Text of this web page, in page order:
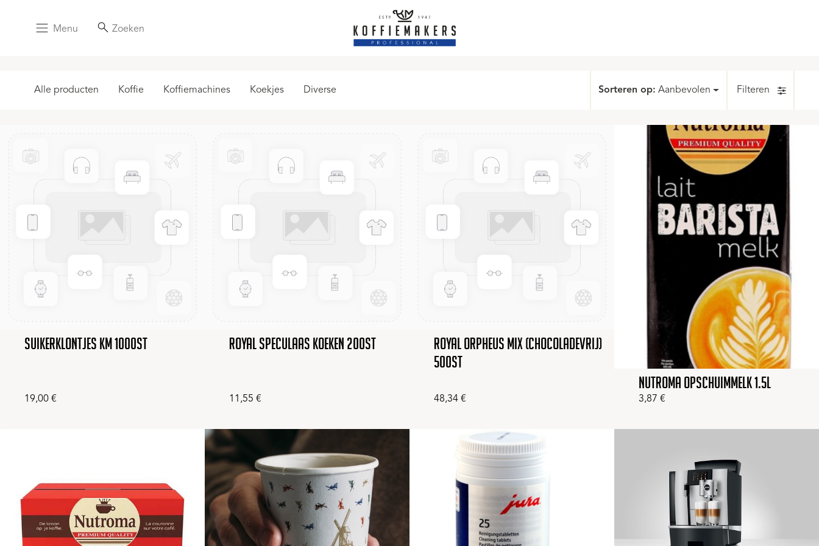
Menu Zoeken
Alle producten Koffie Koffiemachines Koekjes Diverse Sorteren op: Aanbevolen Filteren
Suikerklontjes KM 1000st
19,00 €
Royal Speculaas Koeken 200st
11,55 €
Royal Orpheus mix (chocoladevrij)
500st
48,34 €
Nutroma Opschuimmelk 1.5l
3,87 €